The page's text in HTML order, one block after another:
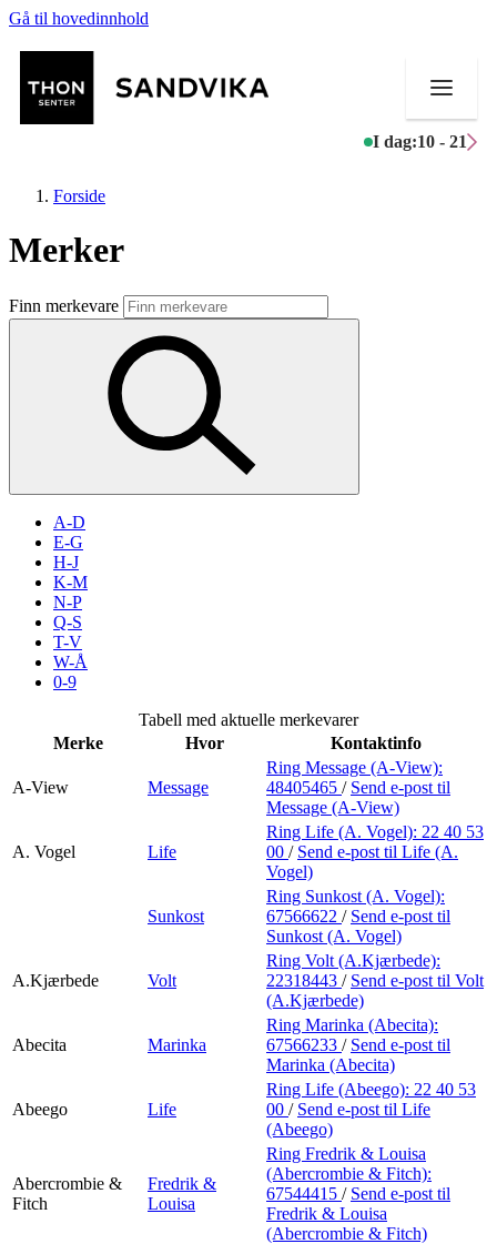
Gå til hovedinnhold
I dag:10 - 21
Butikker
Mat og drikke
Aktiviteter
Merker
Inspirasjon
Søk
Åpningstider
Praktisk informasjon
Min Shopping-app
Forside
Merker
Finn merkevare
A-D
E-G
H-J
K-M
N-P
Q-S
T-V
W-Å
0-9
Tabell med aktuelle merkevarer
Merke
Hvor Kontaktinfo
A-View Message
Ring Message (A-View):
48405465 / Send e-post til
Message (A-View)
A. Vogel Life
Ring Life (A. Vogel): 22 40 53
00 / Send e-post til Life (A.
Vogel)
Sunkost
Ring Sunkost (A. Vogel):
67566622 / Send e-post til
Sunkost (A. Vogel)
A.Kjærbede Volt
Ring Volt (A.Kjærbede):
22318443 / Send e-post til Volt
(A.Kjærbede)
Abecita Marinka
Ring Marinka (Abecita):
67566233 / Send e-post til
Marinka (Abecita)
Abeego Life
Ring Life (Abeego): 22 40 53
00 / Send e-post til Life
(Abeego)
Abercrombie &
Fitch
Fredrik &
Louisa
Ring Fredrik & Louisa
(Abercrombie & Fitch):
67544415 / Send e-post til
Fredrik & Louisa
(Abercrombie & Fitch)